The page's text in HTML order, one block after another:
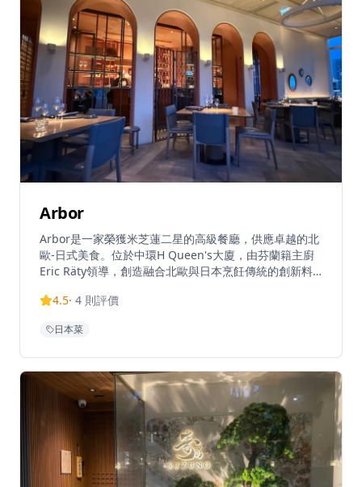
Arbor
Arbor是一家榮獲米芝蓮二星的高級餐廳，供應卓越的北
歐-日式美食。位於中環H Queen's大廈，由芬蘭籍主廚
Eric Räty領導，創造融合北歐與日本烹飪傳統的創新料
其海鮮和鴿子料理尤其受到讚譽。Arbor在Tripadvisor
名前列。
4.5· 4 則評價
日本菜